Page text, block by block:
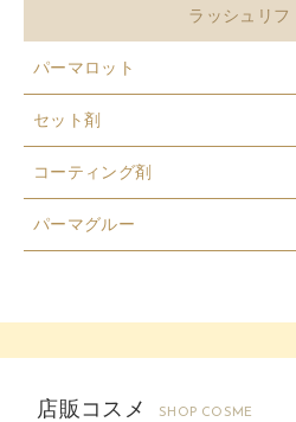
ラッシュリフ
パーマロット
セット剤
コーティング剤
パーマグルー
店販コスメ SHOP COSME